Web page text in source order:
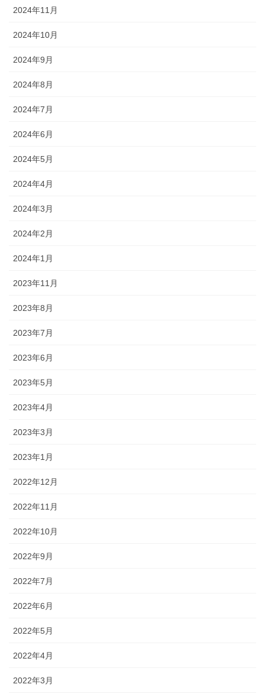
2024年11月
2024年10月
2024年9月
2024年8月
2024年7月
2024年6月
2024年5月
2024年4月
2024年3月
2024年2月
2024年1月
2023年11月
2023年8月
2023年7月
2023年6月
2023年5月
2023年4月
2023年3月
2023年1月
2022年12月
2022年11月
2022年10月
2022年9月
2022年7月
2022年6月
2022年5月
2022年4月
2022年3月